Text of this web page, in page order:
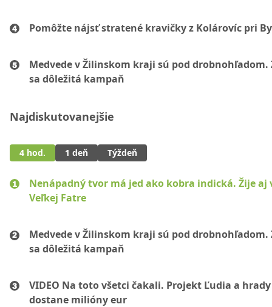
Pomôžte nájsť stratené kravičky z Kolárovíc pri
Medvede v Žilinskom kraji sú pod drobnohľadom.
sa dôležitá kampaň
Najdiskutovanejšie
4 hod. 1 deň Týždeň
Nenápadný tvor má jed ako kobra indická. Žije aj
Veľkej Fatre
Medvede v Žilinskom kraji sú pod drobnohľadom.
sa dôležitá kampaň
VIDEO Na toto všetci čakali. Projekt Ľudia a hrady
dostane milióny eur